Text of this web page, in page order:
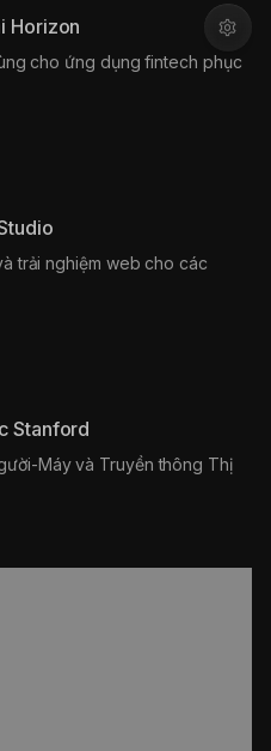
Horizon
cho ứng dụng fintech phục
trải nghiệm web cho các
Stanford
Máy và Truyền thông Thị